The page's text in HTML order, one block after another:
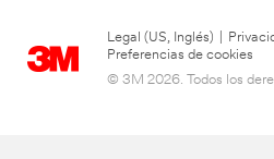
Legal (US, Inglés)
Preferencias de cookies
© 3M 2026. Todos los